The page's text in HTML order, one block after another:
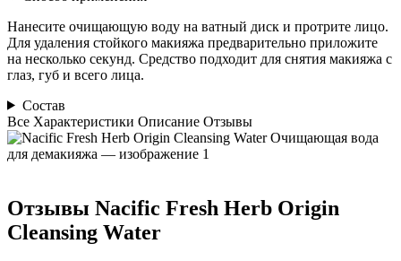
Нанесите очищающую воду на ватный диск и протрите лицо.
Для удаления стойкого макияжа предварительно приложите
на несколько секунд. Средство подходит для снятия макияжа с
глаз, губ и всего лица.
Состав
Все Характеристики Описание Отзывы
Отзывы Nacific Fresh Herb Origin
Cleansing Water